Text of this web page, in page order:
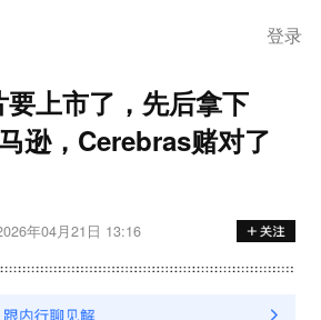
登录
上市了，先后拿下
逊，Cerebras赌对了
年04月21日 13:16